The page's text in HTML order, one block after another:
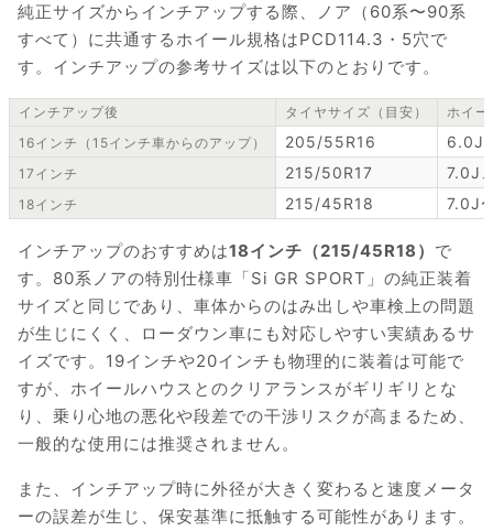
純正サイズからインチアップする際、ノア（60系〜90系
すべて）に共通するホイール規格はPCD114.3・5穴で
す。インチアップの参考サイズは以下のとおりです。
インチアップ後 タイヤサイズ（目安）
ホイー
16インチ（15インチ車からのアップ）
205/55R16 6.0J
17インチ 215/50R17 7.0J
18インチ 215/45R18 7.0J
インチアップのおすすめは18インチ（215/45R18） で
す。80系ノアの特別仕様車「Si GR SPORT」の純正装着
サイズと同じであり、車体からのはみ出しや車検上の問題
が生じにくく、ローダウン車にも対応しやすい実績あるサ
イズです。19インチや20インチも物理的に装着は可能で
すが、ホイールハウスとのクリアランスがギリギリとな
り、乗り心地の悪化や段差での干渉リスクが高まるため、
一般的な使用には推奨されません。
また、インチアップ時に外径が大きく変わると速度メータ
ーの誤差が生じ、保安基準に抵触する可能性があります。